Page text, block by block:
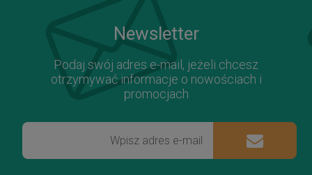
Newsletter
Podaj swój adres e-mail, jeżeli chcesz
otrzymywać informacje o nowościach i
promocjach